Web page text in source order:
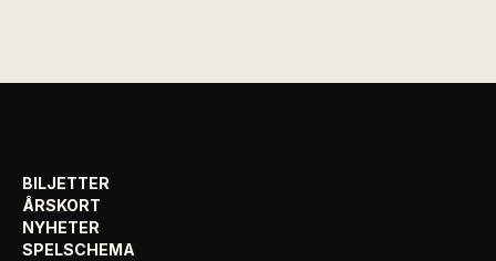
BILJETTER
ÅRSKORT
NYHETER
SPELSCHEMA